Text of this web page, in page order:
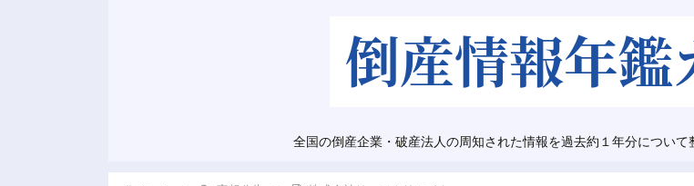
全国の倒産企業・破産法人の周知された情報を過去約１年分について